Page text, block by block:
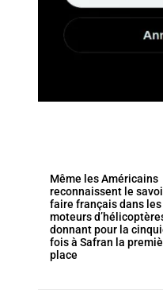
Même les Américains
reconnaissent le
faire français dans les
moteurs
donnant pour la
fois à Safran la
place